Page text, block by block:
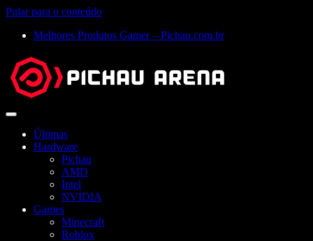
Pular para o conteúdo
Melhores Produtos Gamer – Pichau.com.br
Abrir
Últimas
Hardware
Pichau
AMD
Intel
NVIDIA
Games
Minecraft
Roblox